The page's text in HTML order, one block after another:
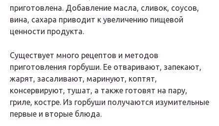
приготовлена. Добавление масла, сливок, соусов,
вина, сахара приводит к увеличению пищевой
ценности продукта.
Существует много рецептов и методов
приготовления горбуши. Ее отваривают, запекают,
жарят, засаливают, маринуют, коптят,
консервируют, тушат, а также готовят на пару,
гриле, костре. Из горбуши получаются изумительные
первые и вторые блюда.